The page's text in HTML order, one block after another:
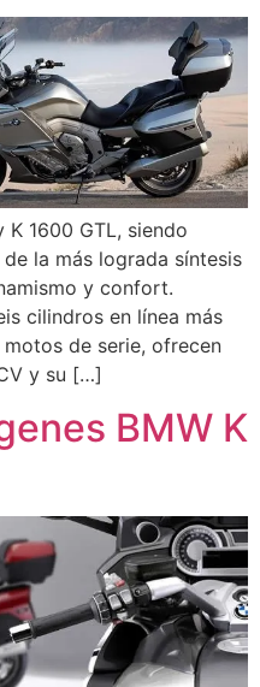
K 1600 GTL, siendo
la más lograda síntesis
y confort.
cilindros en línea más
de serie, ofrecen
y su […]
BMW K